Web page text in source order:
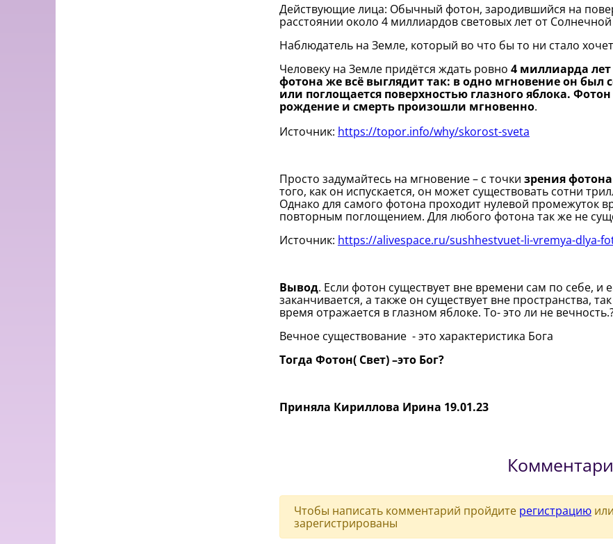
Действующие лица: Обычный фотон, зародившийся на
расстоянии около 4 миллиардов световых лет от
Наблюдатель на Земле, который во что бы то ни стало
Человеку на Земле придётся ждать ровно 4 миллиарда лет
фотона же всё выглядит так: в одно мгновение он был
или поглощается поверхностью глазного яблока.
рождение и смерть произошли мгновенно.
Источник: https://topor.info/why/skorost-sveta
Просто задумайтесь на мгновение – с точки зрения
того, как он испускается, он может существовать сотни
Однако для самого фотона проходит нулевой промежуток
повторным поглощением. Для любого фотона так же не
Источник: https://alivespace.ru/sushhestvuet-li-vremya-dlya-
Вывод. Если фотон существует вне времени сам по себе, и
заканчивается, а также он существует вне пространства,
время отражается в глазном яблоке. То- это ли не
Вечное существование - это характеристика Бога
Тогда Фотон( Свет) –это Бог?
Приняла Кириллова Ирина 19.01.23
Чтобы написать комментарий пройдите регистрацию или
зарегистрированы